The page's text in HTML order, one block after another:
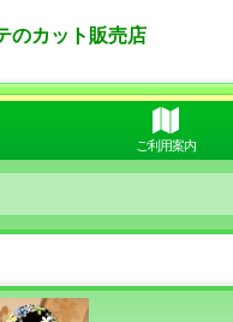
カット販売店
ご利用案内